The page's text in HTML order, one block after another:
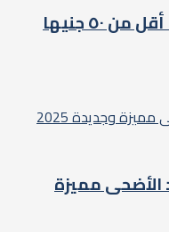
بالصور…أفضل هدايا عيد ميلاد أقل من ٥٠ جنيها
الأضحى مميزة